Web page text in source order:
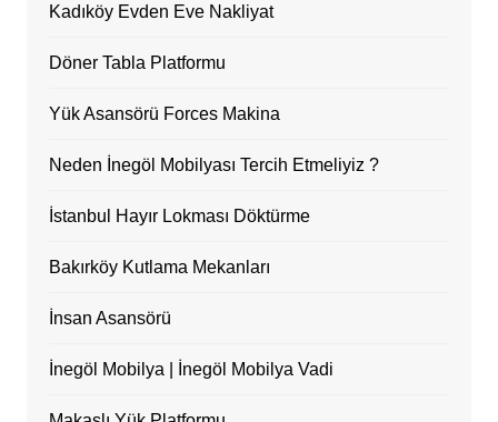
Kadıköy Evden Eve Nakliyat
Döner Tabla Platformu
Yük Asansörü Forces Makina
Neden İnegöl Mobilyası Tercih Etmeliyiz ?
İstanbul Hayır Lokması Döktürme
Bakırköy Kutlama Mekanları
İnsan Asansörü
İnegöl Mobilya | İnegöl Mobilya Vadi